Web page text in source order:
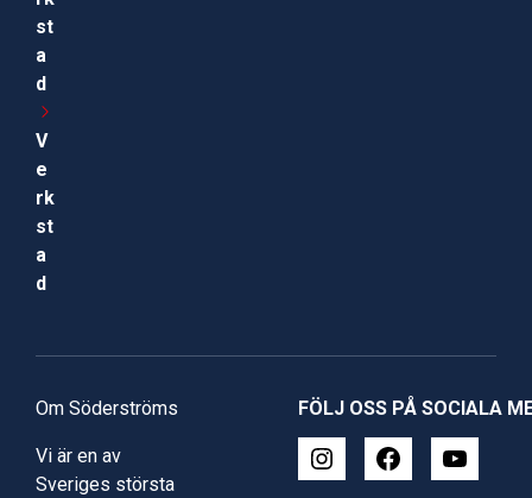
st
a
d
V
e
rk
st
a
d
Om Söderströms
Vi är en av
Sveriges största
FÖLJ OSS PÅ SOCIALA